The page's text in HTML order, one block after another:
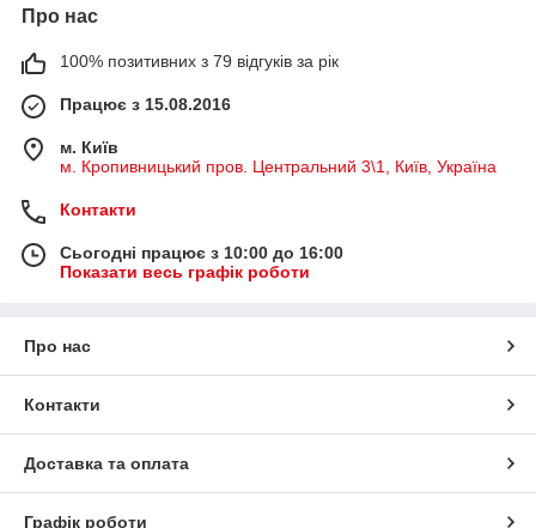
Про нас
100% позитивних з 79 відгуків за рік
Працює з 15.08.2016
м. Київ
м. Кропивницький пров. Центральний 3\1, Київ, Україна
Контакти
Сьогодні працює з 10:00 до 16:00
Показати весь графік роботи
Про нас
Контакти
Доставка та оплата
Графік роботи